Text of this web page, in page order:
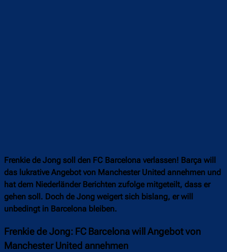
Frenkie de Jong soll den FC Barcelona verlassen! Barça will
das lukrative Angebot von Manchester United annehmen und
hat dem Niederländer Berichten zufolge mitgeteilt, dass er
gehen soll. Doch de Jong weigert sich bislang, er will
unbedingt in Barcelona bleiben.
Frenkie de Jong: FC Barcelona will Angebot von
Manchester United annehmen